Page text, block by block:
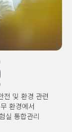
전 및 환경 관련
환경에서
실 통합관리